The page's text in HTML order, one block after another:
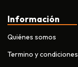
Información
Quiénes somos
Termino y condiciones